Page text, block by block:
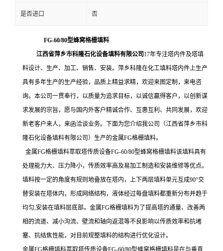
是否进口 否
FG-60/80型蜂窝格栅填料
江西省萍乡市科隆石化设备填料有限公司 17年专注塔内件及塔填
料设计、生产、加工、销售、安装。萍乡科隆在化工填料塔内件上生产
具有多年生产的生产经验，品质上精益求精，欢迎来图定制，来电咨
询。本公司一贯奉行，以质量为追求目标，以诚信赢得客户，以创新谋
求发展的宗旨，愿与国内外客户精诚合作、互惠互利、共同发展，欢迎
新老客户来人，来函洽谈业务。
下面为您介绍我公司（江西省萍乡市科
隆石化设备填料有限公司）生产的金属FG格栅填料。
金属FG格栅填料萃取塔传质设备FG-60/80型蜂窝格栅填料该填料具有
处理能力大、压力降小，传质效率高及易加工制造和安装维修等优点。
填料按一定的角度有规则地叠放在塔内，上下两层填料单元互成90°交
替安装在塔体内，形成网络结构，液体经过每盘填料都重新分布并趋于
均匀,安装在填料层底部。金属FG格栅填料为了提高塔的通量、改善两
相的流道、减小沟流、壁流和轴向返混等不良影响以传质效率和抗堵
塞、抗结焦性能，对目前规整填料的结构进行优化设计。
金属FG格栅填料萃取塔传质设备FG-60/80型蜂窝格栅填料是在与垂直